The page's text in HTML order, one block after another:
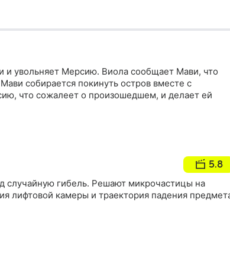
и увольняет Мерсию. Виола сообщает Мави, что
собирается покинуть остров вместе с
что сожалеет о произошедшем, и делает ей
5.8
случайную гибель. Решают микрочастицы на
лифтовой камеры и траектория падения